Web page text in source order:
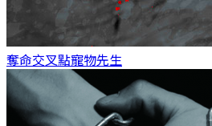
奪命交叉點寵物先生